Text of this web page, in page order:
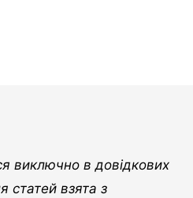
виключно в довідкових
статей взята з